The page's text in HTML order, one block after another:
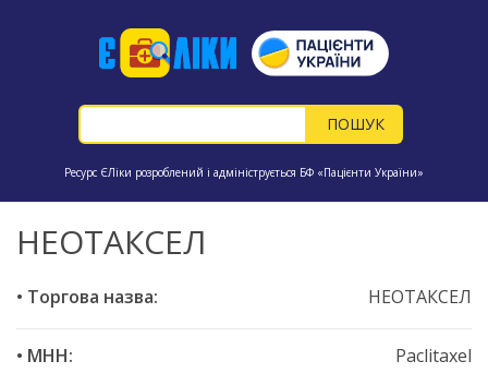
Ресурс ЄЛіки розроблений і адмініструється БФ «Пацієнти України»
НЕОТАКСЕЛ
• Торгова назва: НЕОТАКСЕЛ
• МНН: Paclitaxel